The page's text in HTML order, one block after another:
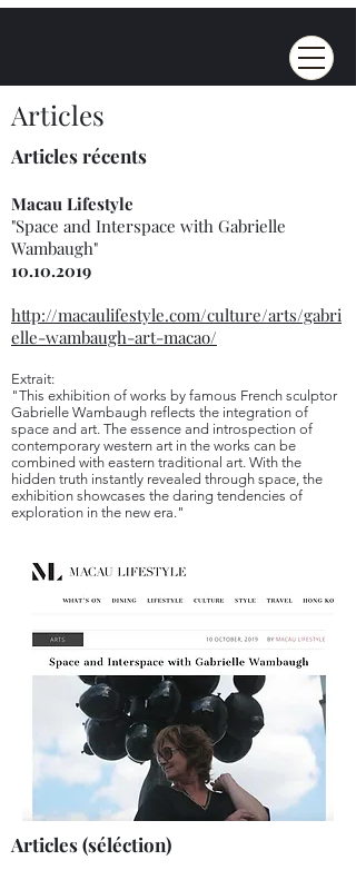
Articles
Articles récents
Macau Lifestyle
"Space and Interspace with Gabrielle
Wambaugh"
10.10.2019
http://macaulifestyle.com/culture/arts/gabri
elle-wambaugh-art-macao/
Extrait:
"This exhibition of works by famous French sculptor
Gabrielle Wambaugh reflects the integration of
space and art. The essence and introspection of
contemporary western art in the works can be
combined with eastern traditional art. With the
hidden truth instantly revealed through space, the
exhibition showcases the daring tendencies of
exploration in the new era."
Articles (séléction)